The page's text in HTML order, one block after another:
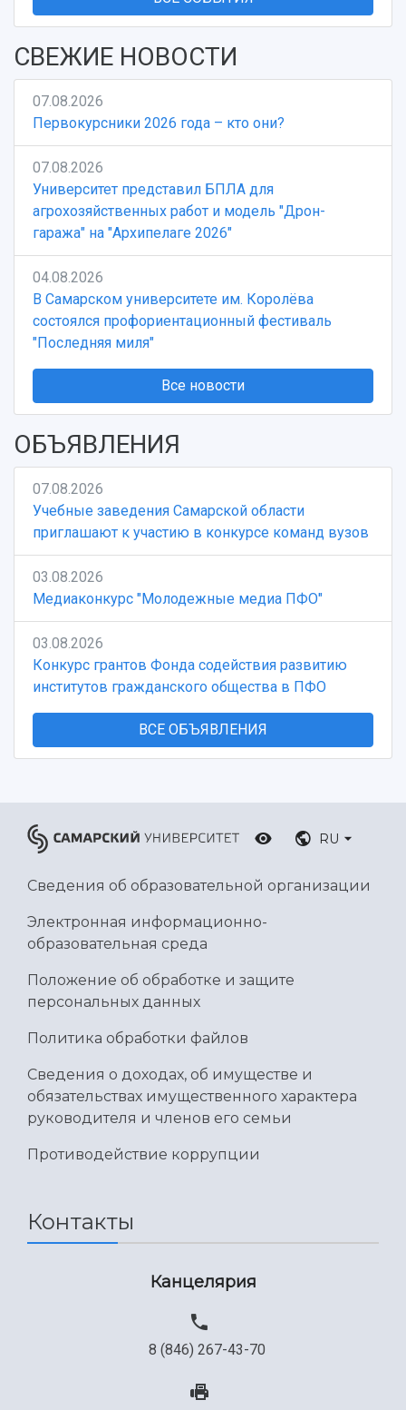
СВЕЖИЕ НОВОСТИ
07.08.2026
Первокурсники 2026 года – кто они?
07.08.2026
Университет представил БПЛА для
агрохозяйственных работ и модель "Дрон-
гаража" на "Архипелаге 2026"
04.08.2026
В Самарском университете им. Королёва
состоялся профориентационный фестиваль
"Последняя миля"
Все новости
ОБЪЯВЛЕНИЯ
07.08.2026
Учебные заведения Самарской области
приглашают к участию в конкурсе команд вузов
03.08.2026
Медиаконкурс "Молодежные медиа ПФО"
03.08.2026
Конкурс грантов Фонда содействия развитию
институтов гражданского общества в ПФО
ВСЕ ОБЪЯВЛЕНИЯ
RU
Сведения об образовательной организации
Электронная информационно-
образовательная среда
Положение об обработке и защите
персональных данных
Политика обработки файлов
Сведения о доходах, об имуществе и
обязательствах имущественного характера
руководителя и членов его семьи
Противодействие коррупции
Контакты
Канцелярия
8 (846) 267-43-70